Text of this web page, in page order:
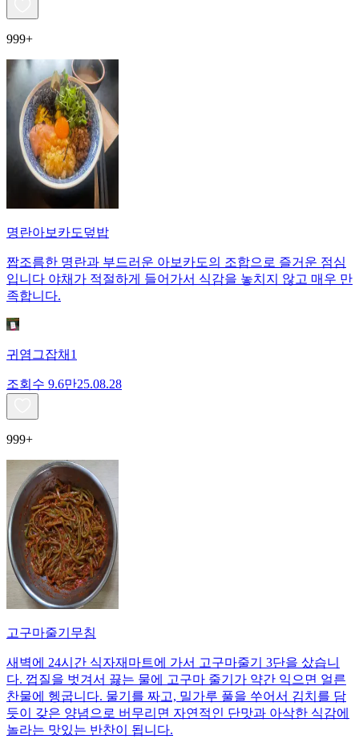
999+
명란아보카도덮밥
짭조름한 명란과 부드러운 아보카도의 조합으로 즐거운 점심
입니다 야채가 적절하게 들어가서 식감을 놓치지 않고 매우 만
족합니다.
귀염그잡채1
조회수 9.6만25.08.28
999+
고구마줄기무침
새벽에 24시간 식자재마트에 가서 고구마줄기 3단을 샀습니
다. 껍질을 벗겨서 끓는 물에 고구마 줄기가 약간 익으면 얼른
찬물에 헹굽니다. 물기를 짜고, 밀가루 풀을 쑤어서 김치를 담
듯이 갖은 양념으로 버무리면 자연적인 단맛과 아삭한 식감에
놀라는 맛있는 반찬이 됩니다.